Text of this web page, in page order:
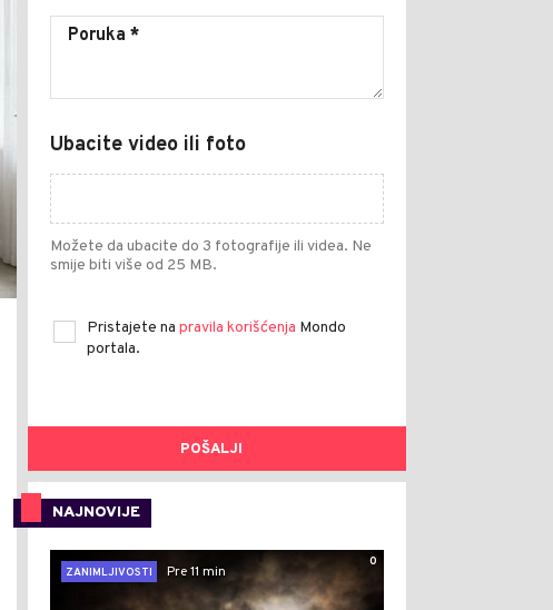
Ubacite video ili foto
Možete da ubacite do 3 fotografije ili videa. Ne
smije biti više od 25 MB.
Pristajete na pravila korišćenja Mondo
portala.
POŠALJI
NAJNOVIJE
0
ZANIMLJIVOSTI
Pre 11 min